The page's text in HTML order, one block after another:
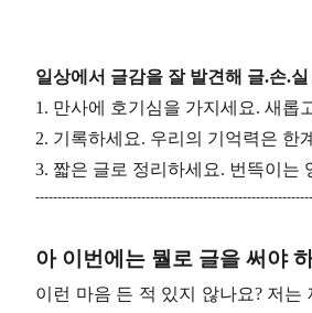
일상에서 글감을 잘 발견해 글.손.
1. 만사에 호기심을 가지세요. 새롭
2. 기록하세요. 우리의 기억력은 한
3. 짧은 글로 정리하세요. 번뜩이는
아 이번에는 뭘로 글을 써야
이런 마음 든 적 있지 않나요? 저